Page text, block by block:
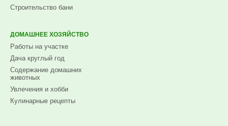
Строительство бани
ДОМАШНЕЕ ХОЗЯЙСТВО
Работы на участке
Дача круглый год
Содержание домашних
животных
Увлечения и хобби
Кулинарные рецепты